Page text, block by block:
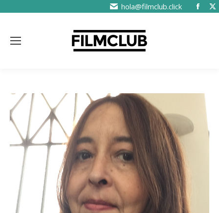
hola@filmclub.click